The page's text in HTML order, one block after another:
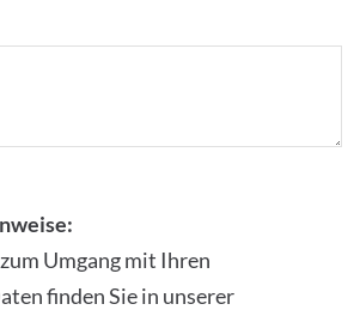
Umgang mit Ihren
finden Sie in unserer